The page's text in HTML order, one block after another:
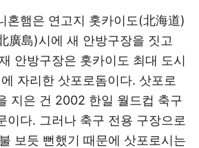
혼햄은 연고지 홋카이도(北海道)
廣島)시에 새 안방구장을 짓고
안방구장은 홋카이도 최대 도시
자리한 삿포로돔이다. 삿포로
지은 건 2002 한일 월드컵 축구
이다. 그러나 축구 전용 구장으로
보듯 뻔했기 때문에 삿포로시는